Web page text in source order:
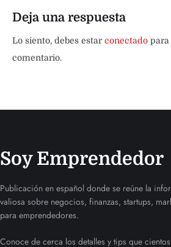
Deja una respuesta
Lo siento, debes estarconectado
comentario.
Soy Emprendedor
Publicación en español donde se reúne la
valiosa sobre negocios, finanzas, startups,
para emprendedores.
Conoce de cerca los detalles y tips que